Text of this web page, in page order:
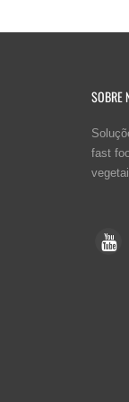
SOBRE
fast